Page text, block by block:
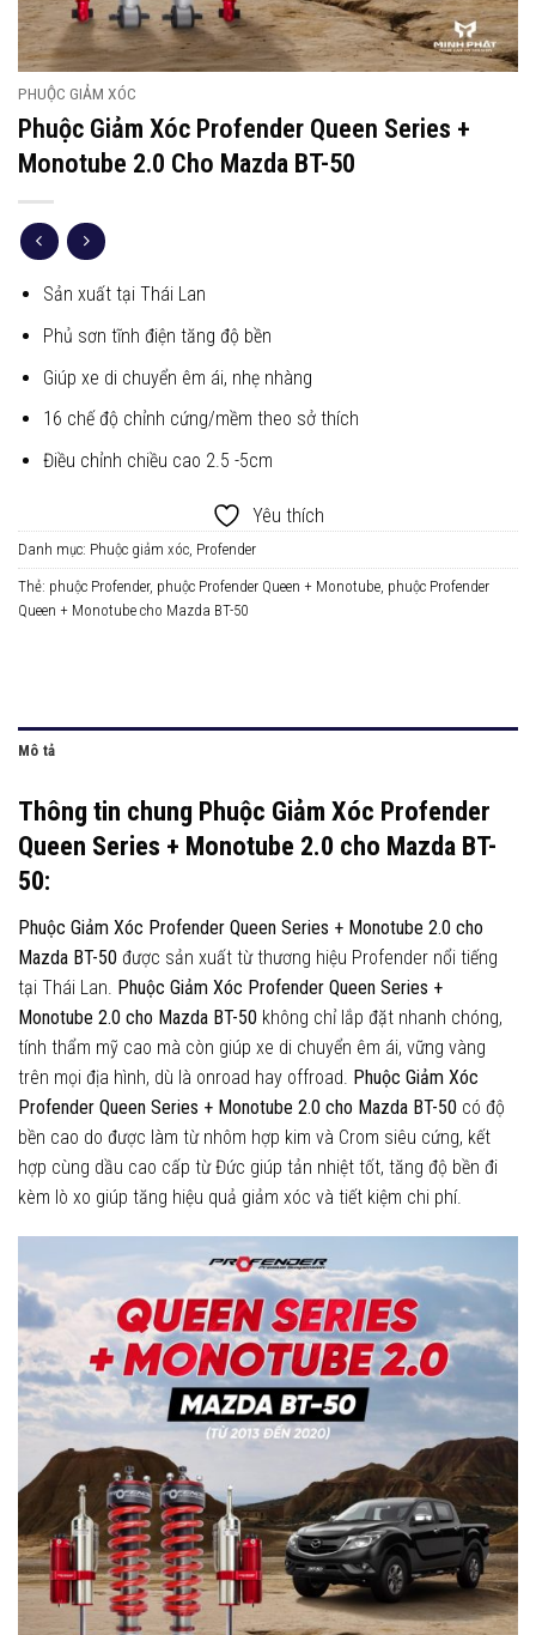
PHUỘC GIẢM XÓC
Phuộc Giảm Xóc Profender Queen Series +
Monotube 2.0 Cho Mazda BT-50
Sản xuất tại Thái Lan
Phủ sơn tĩnh điện tăng độ bền
Giúp xe di chuyển êm ái, nhẹ nhàng
16 chế độ chỉnh cứng/mềm theo sở thích
Điều chỉnh chiều cao 2.5 -5cm
Yêu thích
Danh mục: Phuộc giảm xóc Profender
Thẻ: phuộc Profender, phuộc Profender Queen + Monotube phuộc Profender
Queen + Monotube cho Mazda BT-50
Mô tả
Thông tin chung Phuộc Giảm Xóc Profender
Queen Series + Monotube 2.0 cho Mazda BT-
50:
Phuộc Giảm Xóc Profender Queen Series + Monotube 2.0 cho
Mazda BT-50 được sản xuất từ thương hiệu Profender nổi tiếng
tại Thái Lan. Phuộc Giảm Xóc Profender Queen Series +
Monotube 2.0 cho Mazda BT-50 không chỉ lắp đặt nhanh chóng,
tính thẩm mỹ cao mà còn giúp xe di chuyển êm ái, vững vàng
trên mọi địa hình, dù là onroad hay offroad. Phuộc Giảm Xóc
Profender Queen Series + Monotube 2.0 cho Mazda BT-50 có độ
bền cao do được làm từ nhôm hợp kim và Crom siêu cứng, kết
hợp cùng dầu cao cấp từ Đức giúp tản nhiệt tốt, tăng độ bền đi
kèm lò xo giúp tăng hiệu quả giảm xóc và tiết kiệm chi phí.